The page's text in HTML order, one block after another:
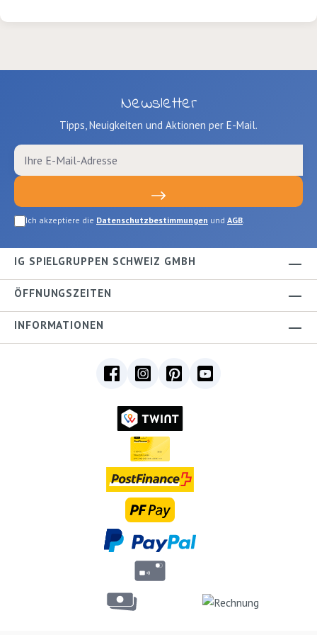
Newsletter
Tipps, Neuigkeiten und Aktionen per E-Mail.
Ich akzeptiere die Datenschutzbestimmungen und AGB.
IG SPIELGRUPPEN SCHWEIZ GMBH
ÖFFNUNGSZEITEN
INFORMATIONEN